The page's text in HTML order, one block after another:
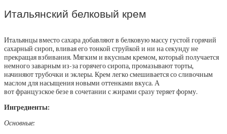
Итальянский белковый крем
Итальянцы вместо сахара добавляют в белковую массу густой горячий
сахарный сироп, вливая его тонкой струйкой и ни на секунду не
прекращая взбивания. Мягким и вкусным кремом, который получается
немного заварным из-за горячего сиропа, промазывают торты,
начиняют трубочки и эклеры. Крем легко смешивается со сливочным
маслом для насыщения новыми оттенками вкуса. А
вот французское безе в сочетании с жирами сразу теряет форму.
Ингредиенты:
Основные: